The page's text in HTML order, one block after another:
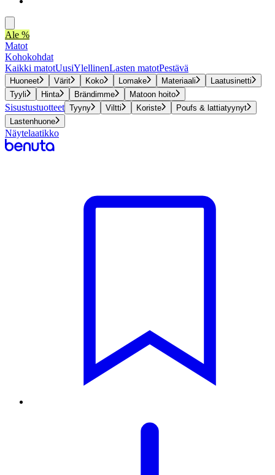
Ale %
Matot
Kohokohdat
Kaikki matotUusiYlellinenLasten matotPestävä
Huoneet Värit Koko Lomake Materiaali
Laatusinetti
Tyyli
Hinta Brändimme Matoon hoito
Sisustustuotteet Tyyny Viltti Koriste
Poufs & lattiatyynyt
Lastenhuone
Näytelaatikko